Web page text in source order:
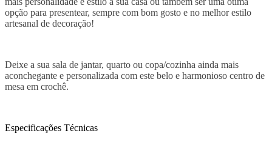
opção para presentear, sempre com bom gosto e no melhor estilo
artesanal de decoração!
Deixe a sua sala de jantar, quarto ou copa/cozinha ainda mais
aconchegante e personalizada com este belo e harmonioso centro de
mesa em crochê.
Especificações Técnicas